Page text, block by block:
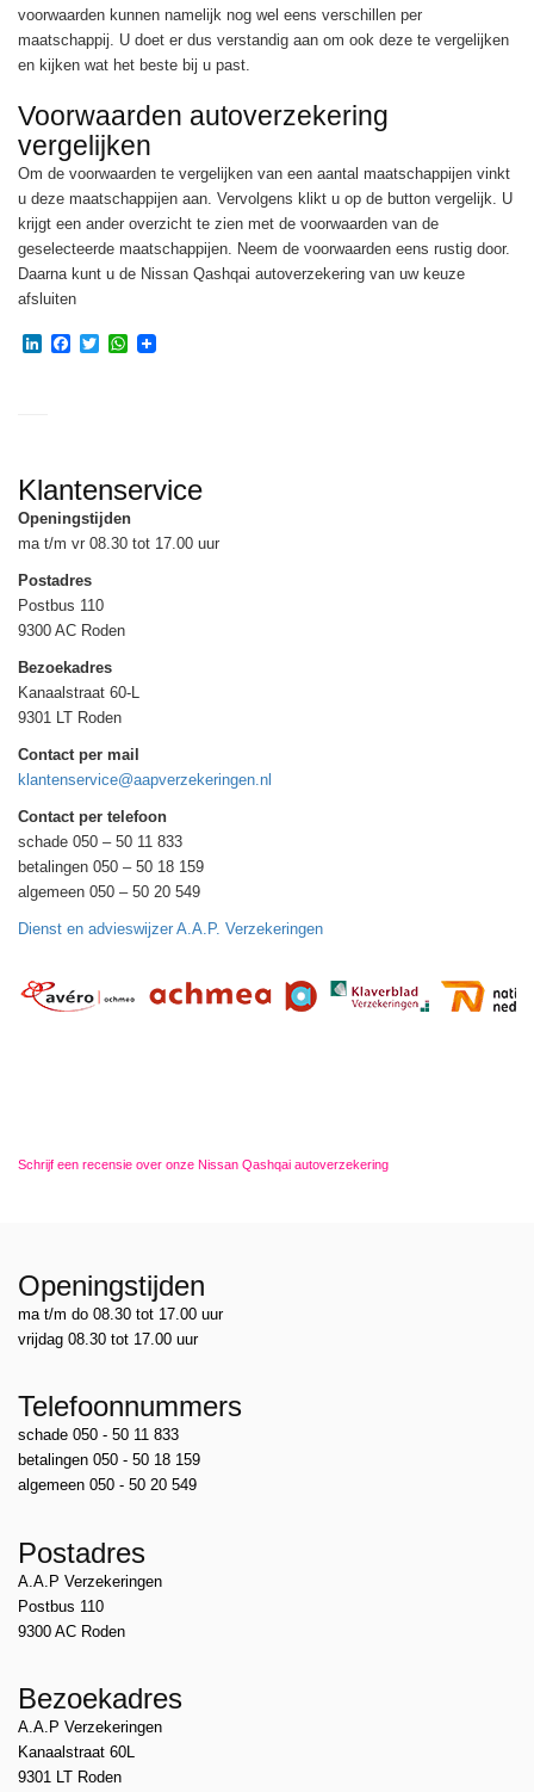
voorwaarden kunnen namelijk nog wel eens verschillen per
maatschappij. U doet er dus verstandig aan om ook deze te vergelijken
en kijken wat het beste bij u past.
Voorwaarden autoverzekering
vergelijken
Om de voorwaarden te vergelijken van een aantal maatschappijen vinkt
u deze maatschappijen aan. Vervolgens klikt u op de button vergelijk. U
krijgt een ander overzicht te zien met de voorwaarden van de
geselecteerde maatschappijen. Neem de voorwaarden eens rustig door.
Daarna kunt u de Nissan Qashqai autoverzekering van uw keuze
afsluiten
LinkedIn
Facebook
TwitterWhatsApp
Klantenservice
Openingstijden
ma t/m vr 08.30 tot 17.00 uur
Postadres
Postbus 110
9300 AC Roden
Bezoekadres
Kanaalstraat 60-L
9301 LT Roden
Contact per mail
klantenservice@aapverzekeringen.nl
Contact per telefoon
schade 050 – 50 11 833
betalingen 050 – 50 18 159
algemeen 050 – 50 20 549
Dienst en advieswijzer A.A.P. Verzekeringen
Schrijf een recensie over onze Nissan Qashqai autoverzekering
Openingstijden
ma t/m do 08.30 tot 17.00 uur
vrijdag 08.30 tot 17.00 uur
Telefoonnummers
schade 050 - 50 11 833
betalingen 050 - 50 18 159
algemeen 050 - 50 20 549
Postadres
A.A.P Verzekeringen
Postbus 110
9300 AC Roden
Bezoekadres
A.A.P Verzekeringen
Kanaalstraat 60L
9301 LT Roden